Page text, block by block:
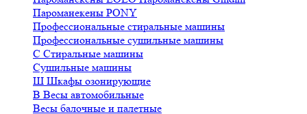
Пароманекены PONY
Профессиональные стиральные машины
Профессиональные сушильные машины
С Стиральные машины
Сушильные машины
Ш Шкафы озонирующие
В Весы автомобильные
Весы балочные и палетные